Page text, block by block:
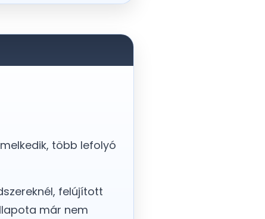
több lefolyó
felújított
már nem